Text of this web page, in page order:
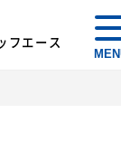
フエース